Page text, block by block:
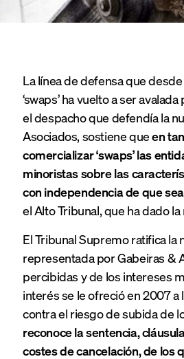
La línea de defensa que
‘swaps’ ha vuelto a ser
el despacho que defendía la
Asociados, sostiene queen
comercializar ‘swaps’ las
minoristas sobre las
con independencia de que
el Alto Tribunal, que ha dado
El Tribunal Supremo ratifica
representada por Gabeiras &
percibidas y de los intereses
interés se le ofreció en 2007 a
contra el riesgo de subida de
reconoce la sentencia,
costes de cancelación, de los